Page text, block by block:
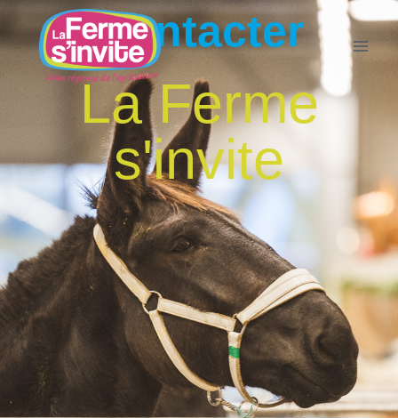
Contacter
La Ferme
s'invite